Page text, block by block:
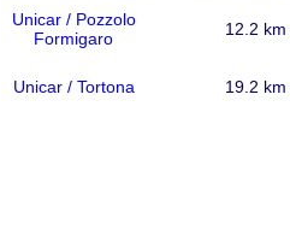
Unicar / Pozzolo
Formigaro
12.2 km
Unicar / Tortona 19.2 km